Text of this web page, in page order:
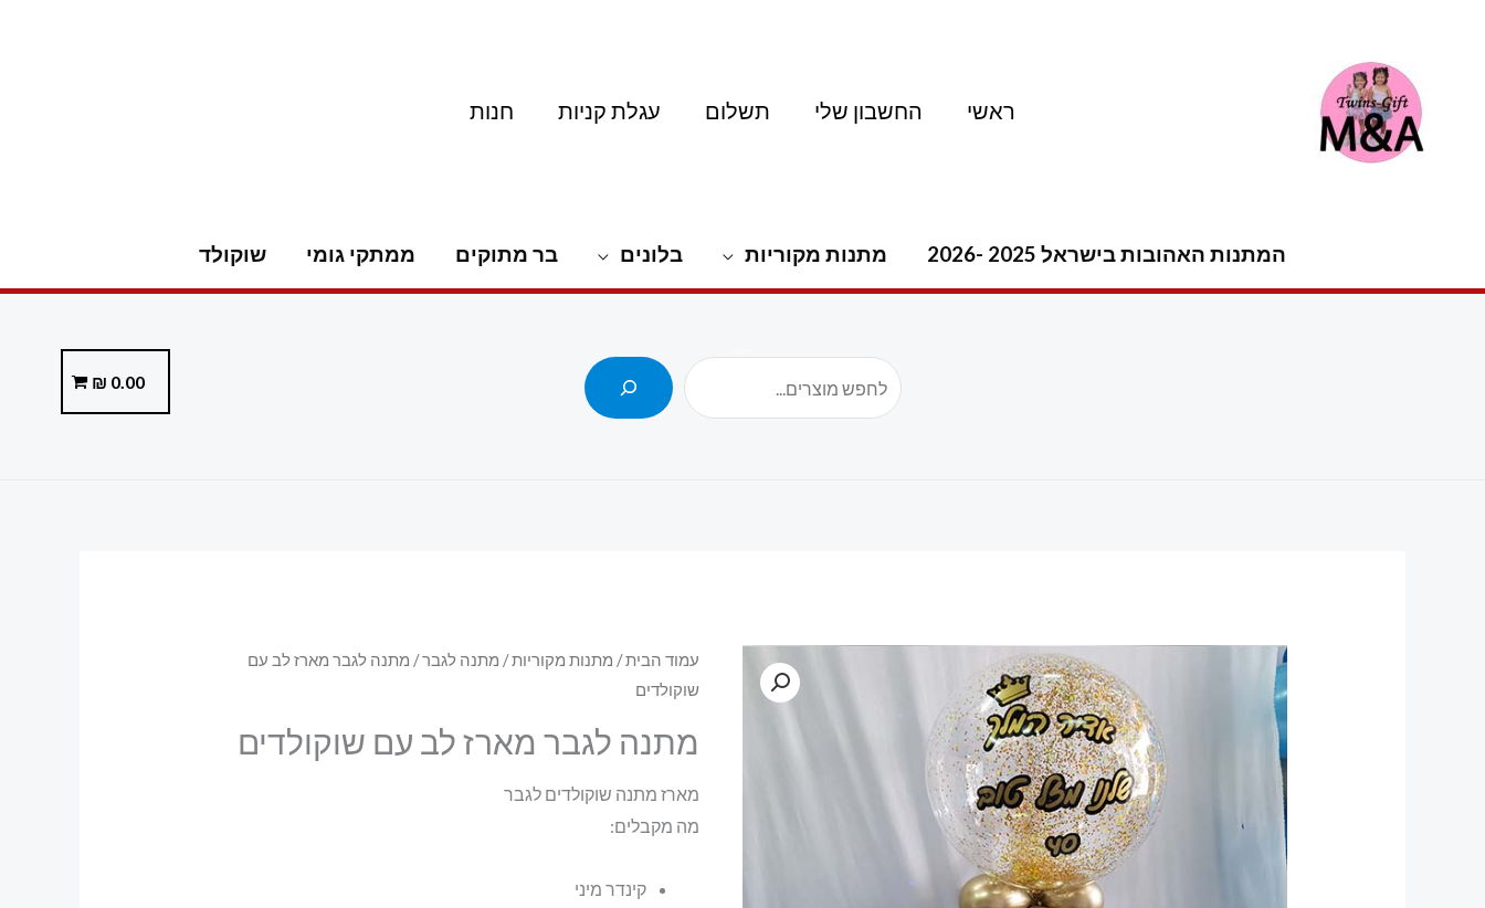
ראשי החשבון שלי תשלום עגלת קניות חנות
המתנות האהובות בישראל 2025 -2026 מתנות מקוריות בלונים בר מתוקים ממתקי גומי שוקולד
0.00
₪
עמוד הבית/ מתנות מקוריות/ מתנה לגבר/ מתנה לגבר מארז לב עם
שוקולדים
מתנה לגבר מארז לב עם שוקולדים
מארז מתנה שוקולדים לגבר
מה מקבלים:
קינדר מיני